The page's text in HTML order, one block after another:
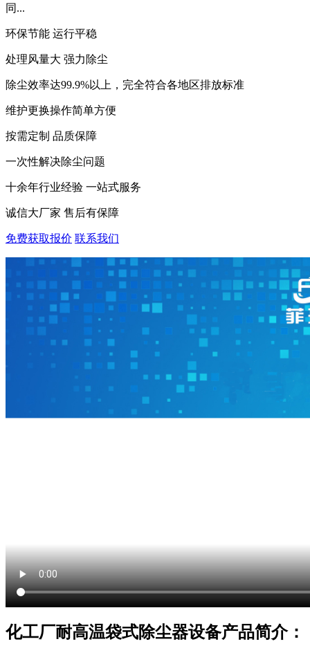
同...
环保节能 运行平稳
处理风量大 强力除尘
除尘效率达99.9%以上，完全符合各地区排放标准
维护更换操作简单方便
按需定制 品质保障
一次性解决除尘问题
十余年行业经验 一站式服务
诚信大厂家 售后有保障
免费获取报价 联系我们
化工厂耐高温袋式除尘器设备产品简介：